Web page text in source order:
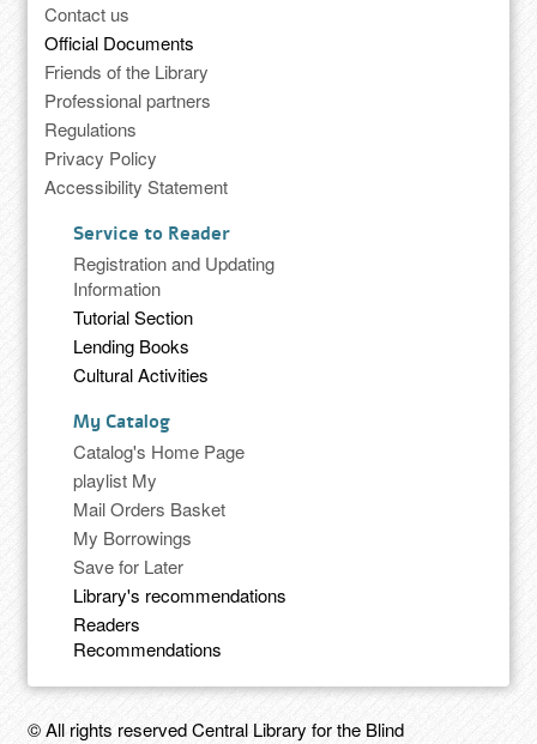
Contact us
Official Documents
Friends of the Library
Professional partners
Regulations
Privacy Policy
Accessibility Statement
Service to Reader
Registration and Updating
Information
Tutorial Section
Lending Books
Cultural Activities
My Catalog
Catalog's Home Page
playlist My
Mail Orders Basket
My Borrowings
Save for Later
Library's recommendations
Readers
Recommendations
© All rights reserved Central Library for the Blind